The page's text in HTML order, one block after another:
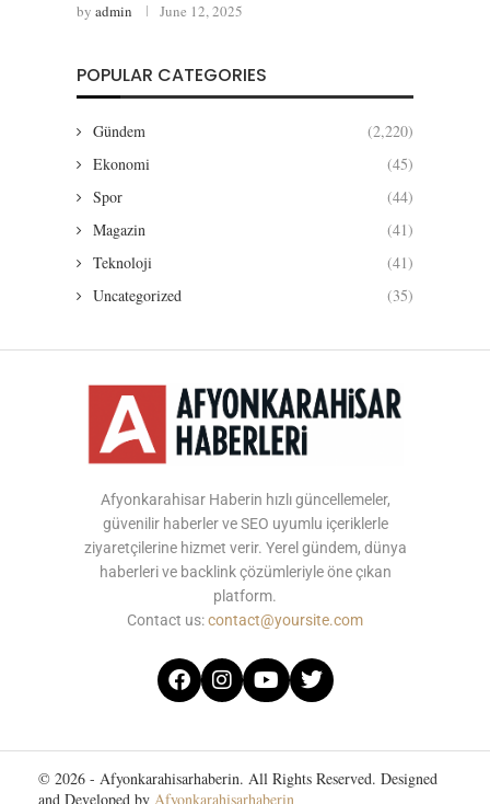
by admin June 12, 2025
POPULAR CATEGORIES
Gündem
(2,220)
Ekonomi
(45)
Spor
(44)
Magazin
(41)
Teknoloji
(41)
Uncategorized
(35)
Afyonkarahisar Haberin hızlı güncellemeler,
güvenilir haberler ve SEO uyumlu içeriklerle
ziyaretçilerine hizmet verir. Yerel gündem, dünya
haberleri ve backlink çözümleriyle öne çıkan
platform.
Contact us:contact@yoursite.com
© 2026 - Afyonkarahisarhaberin. All Rights Reserved. Designed
and Developed by Afyonkarahisarhaberin